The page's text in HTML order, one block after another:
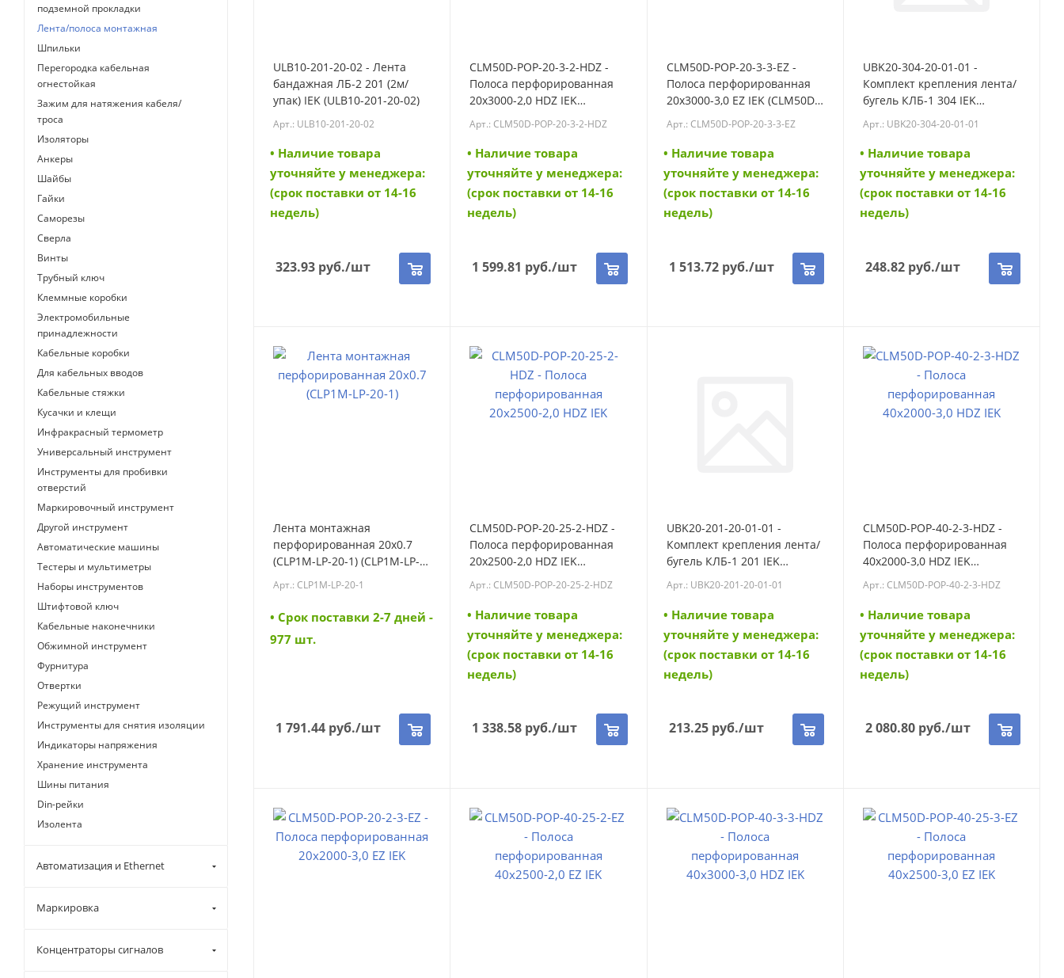
ULB10-201-20-02 - Лента
бандажная ЛБ-2 201 (2м/
упак) IEK (ULB10-201-20-02)
Арт.: ULB10-201-20-02
• Наличие товара
уточняйте у менеджера:
(срок поставки от 14-16
недель)
323.93 руб./шт
CLM50D-POP-20-3-2-HDZ -
Полоса перфорированная
20х3000-2,0 HDZ IEK
(CLM50D-POP-20-3-2-HDZ)
Арт.: CLM50D-POP-20-3-2-HDZ
• Наличие товара
уточняйте у менеджера:
(срок поставки от 14-16
недель)
1 599.81 руб./шт
CLM50D-POP-20-3-3-EZ -
Полоса перфорированная
20х3000-3,0 EZ IEK (CLM50D-
POP-20-3-3-EZ)
Арт.: CLM50D-POP-20-3-3-EZ
• Наличие товара
уточняйте у менеджера:
(срок поставки от 14-16
недель)
1 513.72руб./шт
UBK20-304-20-01-01 -
Комплект крепления лента/
бугель КЛБ-1 304 IEK
(UBK20-304-20-01-01)
Арт.: UBK20-304-20-01-01
• Наличие товара
уточняйте у менеджера:
(срок поставки от 14-16
недель)
248.82руб./шт
Лента монтажная
перфорированная 20х0.7
(CLP1M-LP-20-1) (CLP1M-LP-
20-1)
Арт.: CLP1M-LP-20-1
• Cрок поставки 2-7 дней -
977 шт.
1 791.44 руб./шт
CLM50D-POP-20-25-2-HDZ -
Полоса перфорированная
20х2500-2,0 HDZ IEK
(CLM50D-POP-20-25-2-HDZ)
Арт.: CLM50D-POP-20-25-2-HDZ
• Наличие товара
уточняйте у менеджера:
(срок поставки от 14-16
недель)
1 338.58 руб./шт
UBK20-201-20-01-01 -
Комплект крепления лента/
бугель КЛБ-1 201 IEK
(UBK20-201-20-01-01)
Арт.: UBK20-201-20-01-01
• Наличие товара
уточняйте у менеджера:
(срок поставки от 14-16
недель)
213.25руб./шт
CLM50D-POP-40-2-3-HDZ -
Полоса перфорированная
40х2000-3,0 HDZ IEK
(CLM50D-POP-40-2-3-HDZ)
Арт.: CLM50D-POP-40-2-3-HDZ
• Наличие товара
уточняйте у менеджера:
(срок поставки от 14-16
недель)
2 080.80руб./шт
подземной прокладки
Лента/полоса монтажная
Шпильки
Перегородка кабельная
огнестойкая
Зажим для натяжения кабеля/
троса
Изоляторы
Анкеры
Шайбы
Гайки
Саморезы
Сверла
Винты
Трубный ключ
Клеммные коробки
Электромобильные
принадлежности
Кабельные коробки
Для кабельных вводов
Кабельные стяжки
Кусачки и клещи
Инфракрасный термометр
Универсальный инструмент
Инструменты для пробивки
отверстий
Маркировочный инструмент
Другой инструмент
Автоматические машины
Тестеры и мультиметры
Наборы инструментов
Штифтовой ключ
Кабельные наконечники
Обжимной инструмент
Фурнитура
Отвертки
Режущий инструмент
Инструменты для снятия изоляции
Индикаторы напряжения
Хранение инструмента
Шины питания
Din-рейки
Изолента
Автоматизация и Ethernet
Маркировка
Концентраторы сигналов